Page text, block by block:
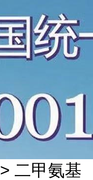
> 二甲氨基